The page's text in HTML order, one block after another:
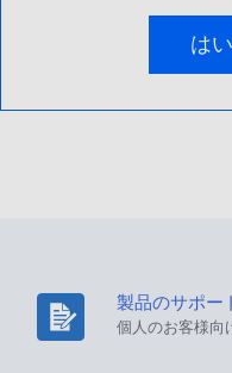
はい
製品のサポー
個人のお客様向